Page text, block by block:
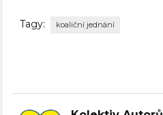
Tagy: koaliční jednání